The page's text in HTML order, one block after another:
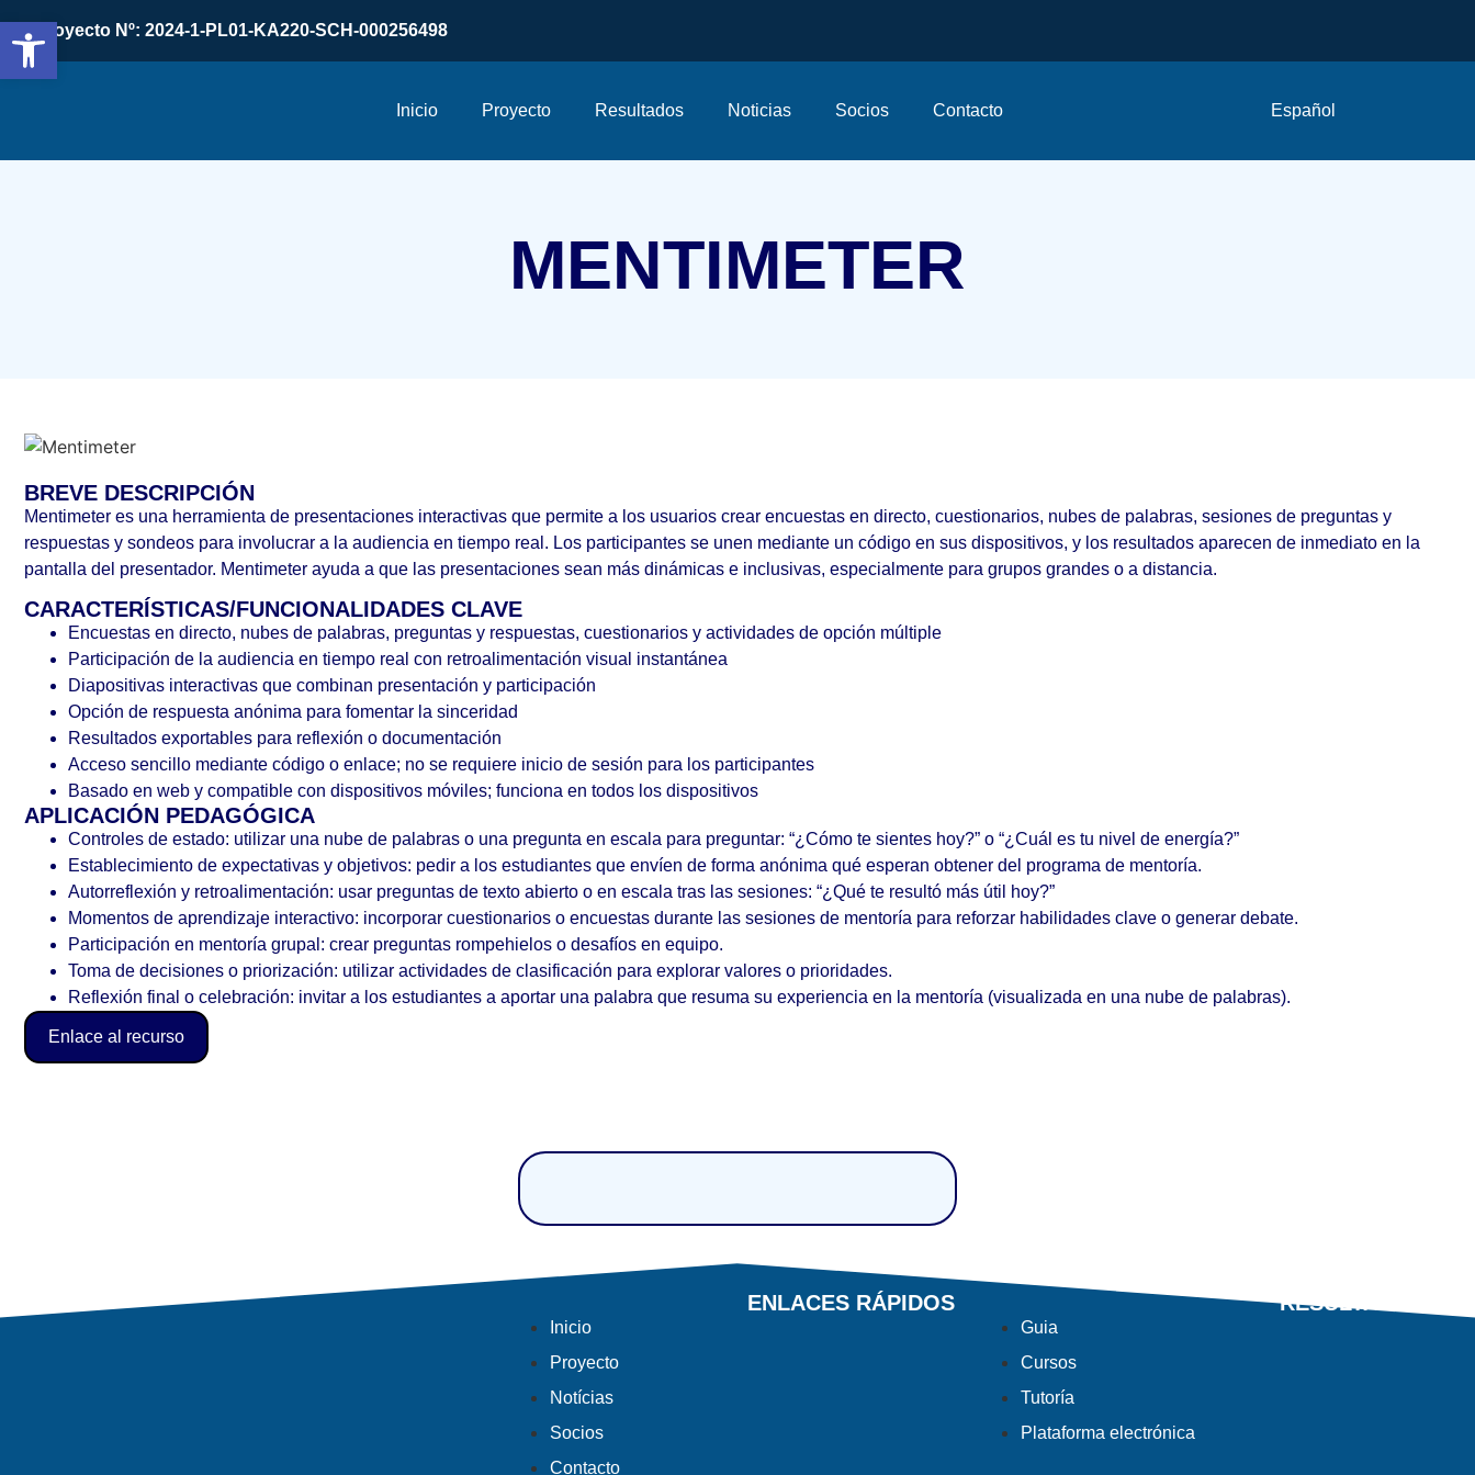
Proyecto Nº: 2024-1-PL01-KA220-SCH-000256498
Inicio Proyecto Resultados Noticias Socios Contacto Español
MENTIMETER
BREVE DESCRIPCIÓN
Mentimeter es una herramienta de presentaciones interactivas que permite a los usuarios crear encuestas en directo, cuestionarios, nubes de palabras, sesiones de preguntas y
respuestas y sondeos para involucrar a la audiencia en tiempo real. Los participantes se unen mediante un código en sus dispositivos, y los resultados aparecen de inmediato en la
pantalla del presentador. Mentimeter ayuda a que las presentaciones sean más dinámicas e inclusivas, especialmente para grupos grandes o a distancia.
CARACTERÍSTICAS/FUNCIONALIDADES CLAVE
Encuestas en directo, nubes de palabras, preguntas y respuestas, cuestionarios y actividades de opción múltiple
Participación de la audiencia en tiempo real con retroalimentación visual instantánea
Diapositivas interactivas que combinan presentación y participación
Opción de respuesta anónima para fomentar la sinceridad
Resultados exportables para reflexión o documentación
Acceso sencillo mediante código o enlace; no se requiere inicio de sesión para los participantes
Basado en web y compatible con dispositivos móviles; funciona en todos los dispositivos
APLICACIÓN PEDAGÓGICA
Controles de estado: utilizar una nube de palabras o una pregunta en escala para preguntar: “¿Cómo te sientes hoy?” o “¿Cuál es tu nivel de energía?”
Establecimiento de expectativas y objetivos: pedir a los estudiantes que envíen de forma anónima qué esperan obtener del programa de mentoría.
Autorreflexión y retroalimentación: usar preguntas de texto abierto o en escala tras las sesiones: “¿Qué te resultó más útil hoy?”
Momentos de aprendizaje interactivo: incorporar cuestionarios o encuestas durante las sesiones de mentoría para reforzar habilidades clave o generar debate.
Participación en mentoría grupal: crear preguntas rompehielos o desafíos en equipo.
Toma de decisiones o priorización: utilizar actividades de clasificación para explorar valores o prioridades.
Reflexión final o celebración: invitar a los estudiantes a aportar una palabra que resuma su experiencia en la mentoría (visualizada en una nube de palabras).
Enlace al recurso
ENLACES RÁPIDOS
Inicio
Proyecto
Notícias
Socios
Contacto
RESULTADOS
Guia
Cursos
Tutoría
Plataforma electrónica
Abrir barra de herramientas